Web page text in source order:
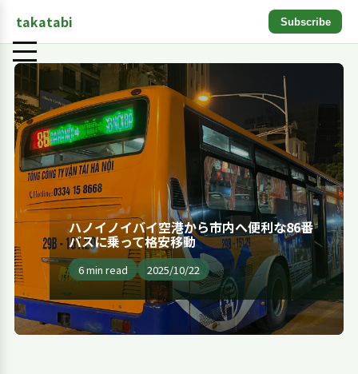
takatabi Subscribe
ハノイノイバイ空港から市内へ便利な86番
バスに乗って格安移動
6 min read 2025/10/22